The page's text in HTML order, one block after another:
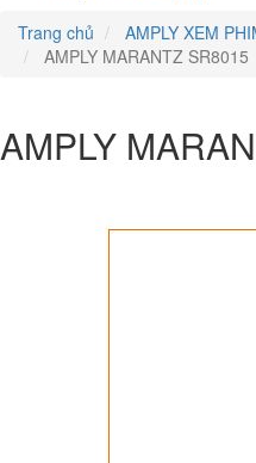
Trang chủ
AMPLY XEM
AMPLY MARANTZ SR8015
AMPLY